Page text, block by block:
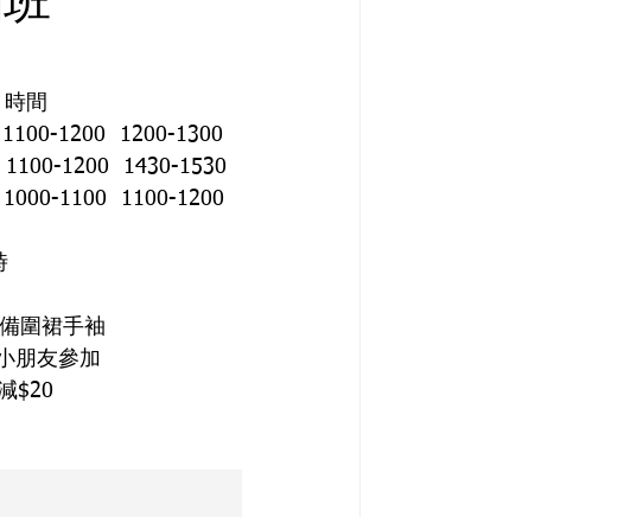
間
1200  1200-1300
1200  1430-1530
1100  1100-1200
圍裙手袖
朋友參加
$20